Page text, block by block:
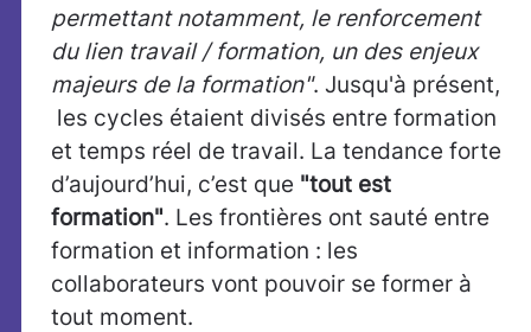
permettant notamment, le renforcement
du lien travail / formation, un des enjeux
majeurs de la formation". Jusqu'à présent,
les cycles étaient divisés entre formation
et temps réel de travail. La tendance forte
d’aujourd’hui, c’est que "tout est
formation". Les frontières ont sauté entre
formation et information : les
collaborateurs vont pouvoir se former à
tout moment.